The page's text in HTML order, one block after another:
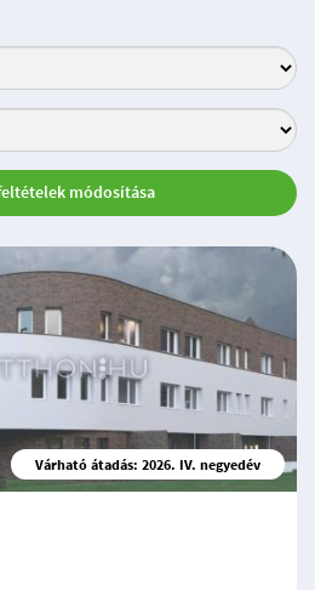
módosítása
Várható átadás: 2026. IV. negyedév